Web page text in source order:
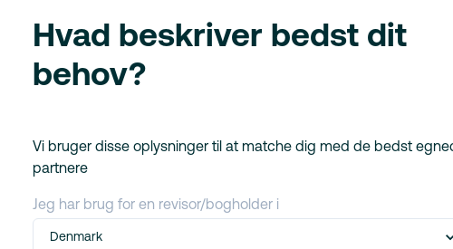
Hvad beskriver bedst dit
behov?
Vi bruger disse oplysninger til at matche dig med de bedst
partnere
Jeg har brug for en revisor/bogholder i
Denmark